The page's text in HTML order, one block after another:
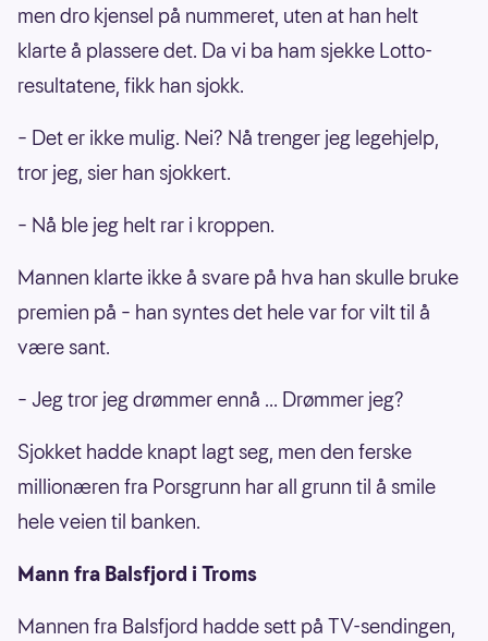
men dro kjensel på nummeret, uten at han helt
klarte å plassere det. Da vi ba ham sjekke Lotto-
resultatene, fikk han sjokk.
– Det er ikke mulig. Nei? Nå trenger jeg legehjelp,
tror jeg, sier han sjokkert.
– Nå ble jeg helt rar i kroppen.
Mannen klarte ikke å svare på hva han skulle bruke
premien på – han syntes det hele var for vilt til å
være sant.
– Jeg tror jeg drømmer ennå ... Drømmer jeg?
Sjokket hadde knapt lagt seg, men den ferske
millionæren fra Porsgrunn har all grunn til å smile
hele veien til banken.
Mann fra Balsfjord i Troms
Mannen fra Balsfjord hadde sett på TV-sendingen,